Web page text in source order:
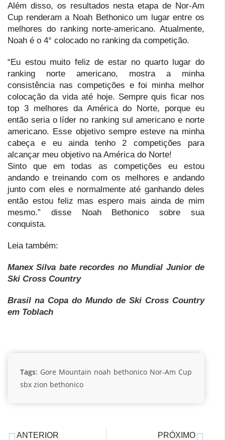
Além disso, os resultados nesta etapa de Nor-Am
Cup renderam a Noah Bethonico um lugar entre os
melhores do ranking norte-americano. Atualmente,
Noah é o 4° colocado no ranking da competição.
“Eu estou muito feliz de estar no quarto lugar do
ranking norte americano, mostra a minha
consistência nas competições e foi minha melhor
colocação da vida até hoje. Sempre quis ficar nos
top 3 melhores da América do Norte, porque eu
então seria o líder no ranking sul americano e norte
americano. Esse objetivo sempre esteve na minha
cabeça e eu ainda tenho 2 competições para
alcançar meu objetivo na América do Norte!
Sinto que em todas as competições eu estou
andando e treinando com os melhores e andando
junto com eles e normalmente até ganhando deles
então estou feliz mas espero mais ainda de mim
mesmo.” disse Noah Bethonico sobre sua
conquista.
Leia também:
Manex Silva bate recordes no Mundial Junior de
Ski Cross Country
Brasil na Copa do Mundo de Ski Cross Country
em Toblach
Tags: Gore Mountain noah bethonico Nor-Am Cup
sbx zion bethonico
ANTERIOR PRÓXIMO